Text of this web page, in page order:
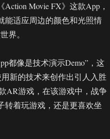
Movie FX》这款App，
能适应周边的颜色和光照情
界。
都像是技术演示Demo”，这
新的技术来创作出引人入胜
AR游戏，在该游戏中，战争
转着玩游戏，还是更喜欢坐